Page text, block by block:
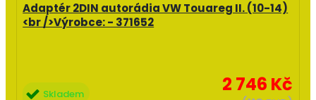
Adaptér 2DIN autorádia VW Touareg II. (10-14)
<br />Výrobce: - 371652
2 746 Kč
Skladem